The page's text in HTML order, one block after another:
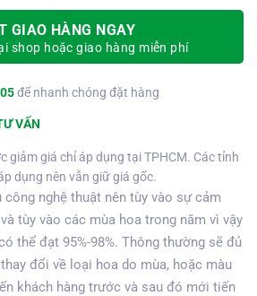
GIAO HÀNG NGAY
shop hoặc giao hàng miễn phí
để nhanh chóng đặt hàng
VẤN
giảm giá chỉ áp dụng tại TPHCM. Các tỉnh
dụng nên vẫn giữ giá gốc.
nghệ thuật nên tùy vào sự cảm
tùy vào các mùa hoa trong năm vì vậy
thể đạt 95%-98%. Thông thường sẽ đủ
đổi về loại hoa do mùa, hoặc màu
khách hàng trước và sau đó mới tiến